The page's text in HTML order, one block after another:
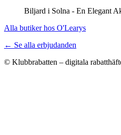
Biljard i Solna - En Elegant
Alla butiker hos O'Learys
← Se alla erbjudanden
© Klubbrabatten – digitala